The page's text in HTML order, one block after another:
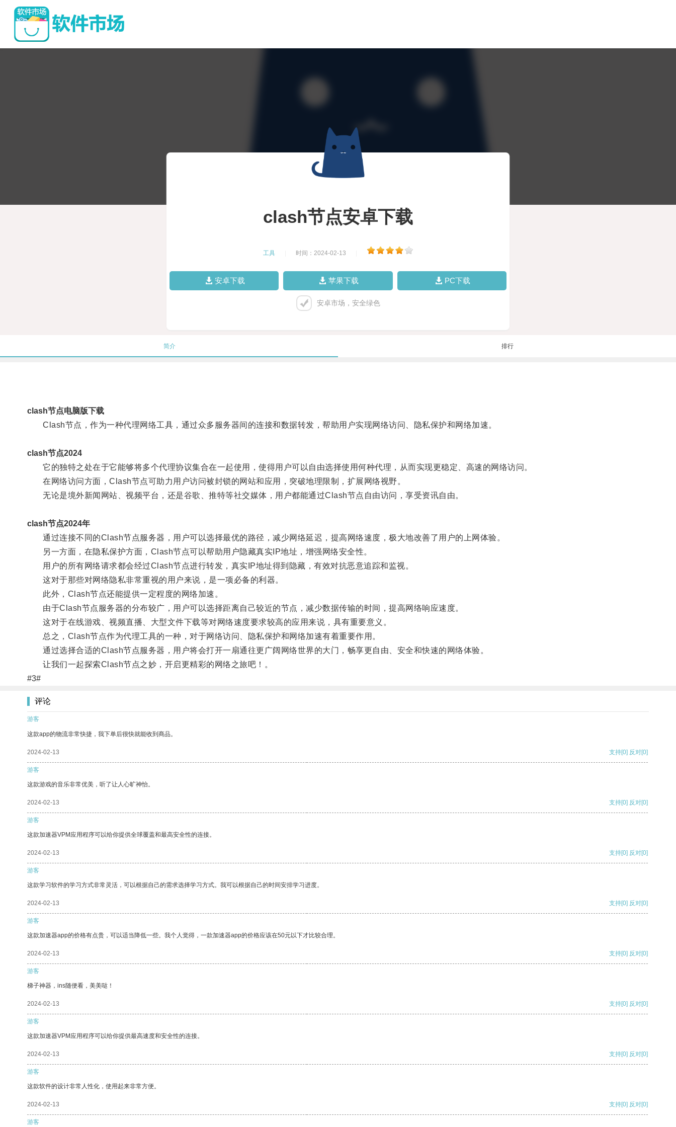
clash节点安卓下载
工具 时间：2024-02-13
安卓下载 苹果下载 PC下载
安卓市场，安全绿色
简介 排行
clash节点电脑版下载
Clash节点，作为一种代理网络工具，通过众多服务器间的连接和数据转发，帮助用户实现网络访问、隐私保护和网络加速。
clash节点2024
它的独特之处在于它能够将多个代理协议集合在一起使用，使得用户可以自由选择使用何种代理，从而实现更稳定、高速的网络访问。
在网络访问方面，Clash节点可助力用户访问被封锁的网站和应用，突破地理限制，扩展网络视野。
无论是境外新闻网站、视频平台，还是谷歌、推特等社交媒体，用户都能通过Clash节点自由访问，享受资讯自由。
clash节点2024年
通过连接不同的Clash节点服务器，用户可以选择最优的路径，减少网络延迟，提高网络速度，极大地改善了用户的上网体验。
另一方面，在隐私保护方面，Clash节点可以帮助用户隐藏真实IP地址，增强网络安全性。
用户的所有网络请求都会经过Clash节点进行转发，真实IP地址得到隐藏，有效对抗恶意追踪和监视。
这对于那些对网络隐私非常重视的用户来说，是一项必备的利器。
此外，Clash节点还能提供一定程度的网络加速。
由于Clash节点服务器的分布较广，用户可以选择距离自己较近的节点，减少数据传输的时间，提高网络响应速度。
这对于在线游戏、视频直播、大型文件下载等对网络速度要求较高的应用来说，具有重要意义。
总之，Clash节点作为代理工具的一种，对于网络访问、隐私保护和网络加速有着重要作用。
通过选择合适的Clash节点服务器，用户将会打开一扇通往更广阔网络世界的大门，畅享更自由、安全和快速的网络体验。
让我们一起探索Clash节点之妙，开启更精彩的网络之旅吧！。
#3#
评论
游客
这款app的物流非常快捷，我下单后很快就能收到商品。
2024-02-13 支持[0] 反对[0]
游客
这款游戏的音乐非常优美，听了让人心旷神怡。
2024-02-13 支持[0] 反对[0]
游客
这款加速器VPM应用程序可以给你提供全球覆盖和最高安全性的连接。
2024-02-13 支持[0] 反对[0]
游客
这款学习软件的学习方式非常灵活，可以根据自己的需求选择学习方式。我可以根据自己的时间安排学习进度。
2024-02-13 支持[0] 反对[0]
游客
这款加速器app的价格有点贵，可以适当降低一些。我个人觉得，一款加速器app的价格应该在50元以下才比较合理。
2024-02-13 支持[0] 反对[0]
游客
梯子神器，ins随便看，美美哒！
2024-02-13 支持[0] 反对[0]
游客
这款加速器VPM应用程序可以给你提供最高速度和安全性的连接。
2024-02-13 支持[0] 反对[0]
游客
这款软件的设计非常人性化，使用起来非常方便。
2024-02-13 支持[0] 反对[0]
游客